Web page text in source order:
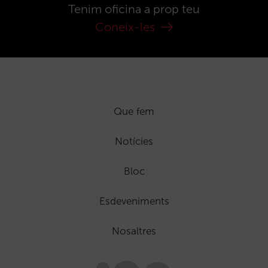
Tenim oficina a prop teu
Coneix-les
Que fem
Notícies
Bloc
Esdeveniments
Nosaltres